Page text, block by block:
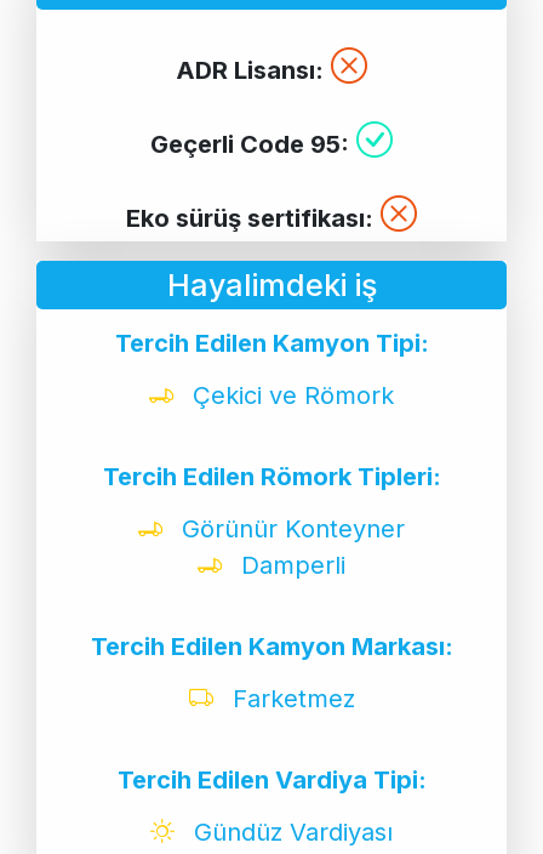
ADR Lisansı:
Geçerli Code 95:
Eko sürüş sertifikası:
Hayalimdeki iş
Tercih Edilen Kamyon Tipi:
Çekici ve Römork
Tercih Edilen Römork Tipleri:
Görünür Konteyner
Damperli
Tercih Edilen Kamyon Markası:
Farketmez
Tercih Edilen Vardiya Tipi:
Gündüz Vardiyası